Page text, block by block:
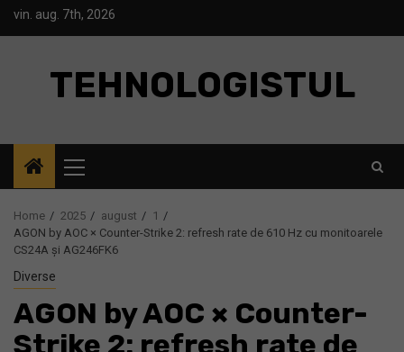
Skipvin. aug. 7th, 2026
TEHNOLOGISTUL
Menu
Home 2025 august
1
AGON by AOC × Counter-Strike 2: refresh rate de 610 Hz cu monitoarele
CS24A și AG246FK6
Diverse
AGON by AOC × Counter-
Strike 2: refresh rate de